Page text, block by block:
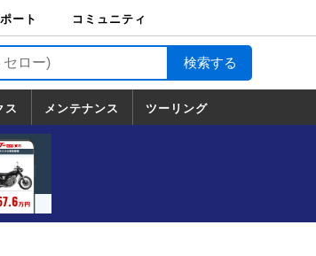
ート
ート
ライ
コミュニティ
ス
ス
ダ
ン
ィ
ン
メンテナンス ツーリング